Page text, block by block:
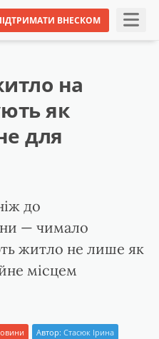
ВНЕСКОМ
на
як
для
до
— чимало
житло не лише як
місцем
Автор: Стасюк Ірина